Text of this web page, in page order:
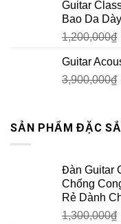
Guitar
Bao Da Dày
1,200,000₫
Guitar
3,900,000₫
SẢN PHẨM ĐẶC
Đàn Guitar
Chống
Rẻ Dành
1,300,000₫